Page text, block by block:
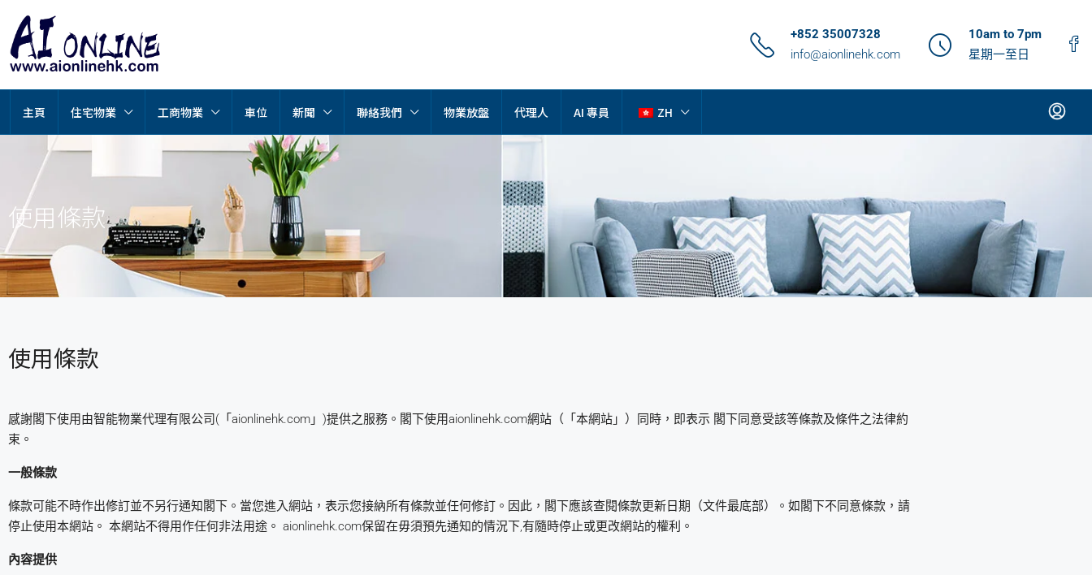
+852 35007328
info@aionlinehk.com
10am to 7pm
星期一至日
主頁 住宅物業 工商物業 車位 新聞 聯絡我們 物業放盤 代理人 AI 專員 ZH
使用條款
使用條款
感謝閣下使用由智能物業代理有限公司(「aionlinehk.com」)提供之服務。閣下使用aionlinehk.com網站（「本網站」）同時，即表示 閣下同意受該等條款及條件之法律約
束。
一般條款
條款可能不時作出修訂並不另行通知閣下。當您進入網站，表示您接納所有條款並任何修訂。因此，閣下應該查閱條款更新日期（文件最底部）。如閣下不同意條款，請
停止使用本網站。 本網站不得用作任何非法用途。 aionlinehk.com保留在毋須預先通知的情況下,有隨時停止或更改網站的權利。
內容提供